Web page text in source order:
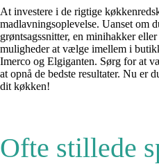
At investere i de rigtige
madlavningsoplevelse. Uanset om
grøntsagssnitter, en minihakker
muligheder at vælge imellem i
Imerco og Elgiganten. Sørg for at
at opnå de bedste resultater. Nu er
dit køkken!
Ofte stillede